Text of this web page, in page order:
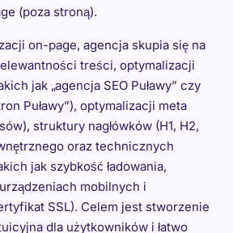
(poza stroną).
on-page, agencja skupia się na
treści, optymalizacji
jak „agencja SEO Puławy” czy
Puławy”), optymalizacji meta
struktury nagłówków (H1, H2,
oraz technicznych
jak szybkość ładowania,
mobilnych i
SSL). Celem jest stworzenie
dla użytkowników i łatwo